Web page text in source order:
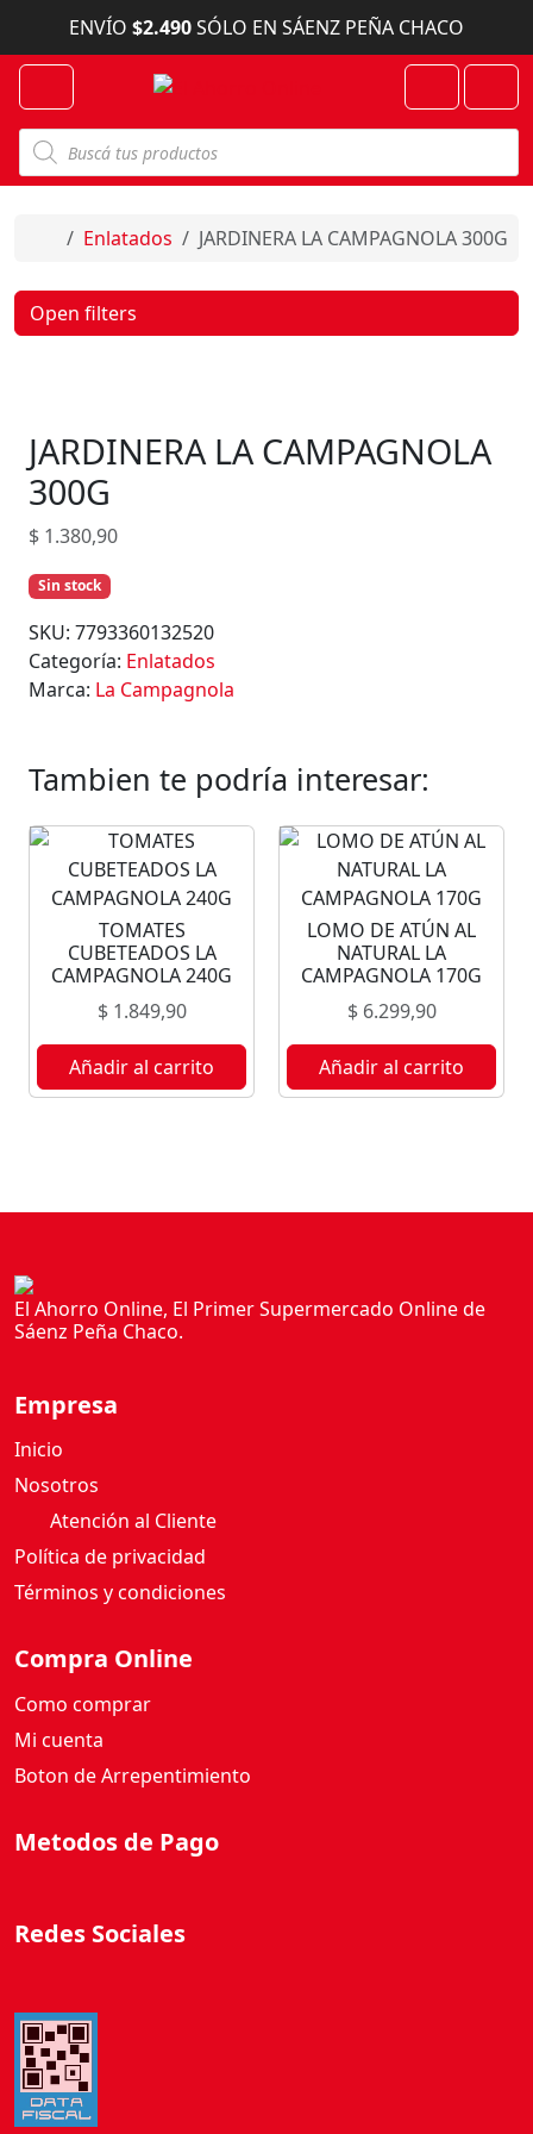
Skip to content
ENVÍO $2.490SÓLO EN SÁENZ PEÑA CHACO
B
s
q
d
o
Account
Cart
Home
Enlatados JARDINERA LA CAMPAGNOLA 300G
JARDINERA LA CAMPAGNOLA
300G
$ 1.380,90
Sin stock
SKU: 7793360132520
Categoría: Enlatados
Marca: La Campagnola
Tambien te podría interesar:
TOMATES
CUBETEADOS LA
CAMPAGNOLA 240G
$1.849,90
Añadir al carrito
LOMO DE ATÚN AL
NATURAL LA
CAMPAGNOLA 170G
$6.299,90
Añadir al carrito
Open filters
El Ahorro Online, El Primer Supermercado Online de
Sáenz Peña Chaco.
Empresa
Inicio
Nosotros
Atención al Cliente
Política de privacidad
Términos y condiciones
Compra Online
Como comprar
Mi cuenta
Boton de Arrepentimiento
Metodos de Pago
Redes Sociales